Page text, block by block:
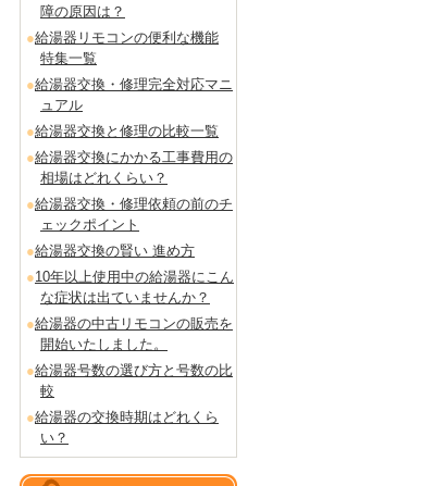
障の原因は？
給湯器リモコンの便利な機能
特集一覧
給湯器交換・修理完全対応マニ
ュアル
給湯器交換と修理の比較一覧
給湯器交換にかかる工事費用の
相場はどれくらい？
給湯器交換・修理依頼の前のチ
ェックポイント
給湯器交換の賢い 進め方
10年以上使用中の給湯器にこん
な症状は出ていませんか？
給湯器の中古リモコンの販売を
開始いたしました。
給湯器号数の選び方と号数の比
較
給湯器の交換時期はどれくら
い？